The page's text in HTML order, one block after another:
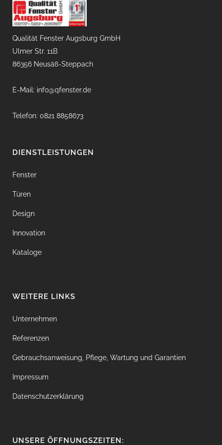
Qualität Fenster Augsburg GmbH
Ulmer Str. 11B
86356 Neusäß-Steppach
E-Mail: info@qfenster.de
Telefon: 0821 8858673
DIENSTLEISTUNGEN
Fenster
Türen
Design
Innovation
Kataloge
WEITERE LINKS
Unternehmen
Referenzen
Gebrauchsanweisung, Pflege, Wartung und Garantien
Impressum
Datenschutzerklärung
UNSERE ÖFFNUNGSZEITEN: